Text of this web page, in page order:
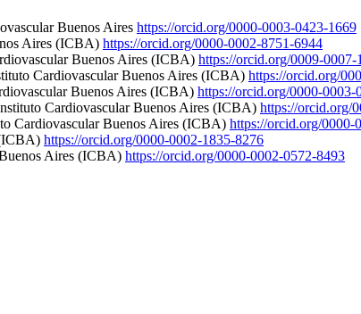
Buenos Aires https://orcid.org/0000-0003-0423-1669
Aires (ICBA) https://orcid.org/0000-0002-8751-6944
Buenos Aires (ICBA) https://orcid.org/0009-0007-
Cardiovascular Buenos Aires (ICBA) https://orcid.org/
Buenos Aires (ICBA) https://orcid.org/0000-0003-
Cardiovascular Buenos Aires (ICBA) https://orcid.org/
Cardiovascular Buenos Aires (ICBA) https://orcid.org/0000-
https://orcid.org/0000-0002-1835-8276
Aires (ICBA) https://orcid.org/0000-0002-0572-8493